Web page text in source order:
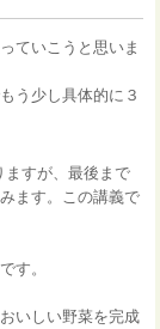
ていこうと思いま
う少し具体的に３
すが、最後まで
ます。この講義で
す。
いしい野菜を完成